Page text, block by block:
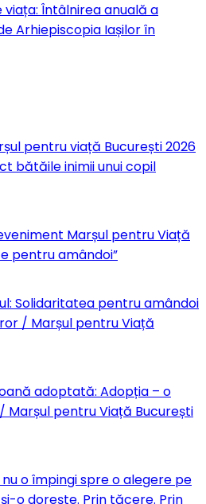
viața: Întâlnirea anuală a
Arhiepiscopia Iașilor în
pentru viață București 2026
bătăile inimii unui copil
Marșul pentru Viață
pentru amândoi”
Solidaritatea pentru amândoi
/ Marșul pentru Viață
adoptată: Adopția – o
Marșul pentru Viață București
nu o împingi spre o alegere pe
o dorește. Prin tăcere. Prin